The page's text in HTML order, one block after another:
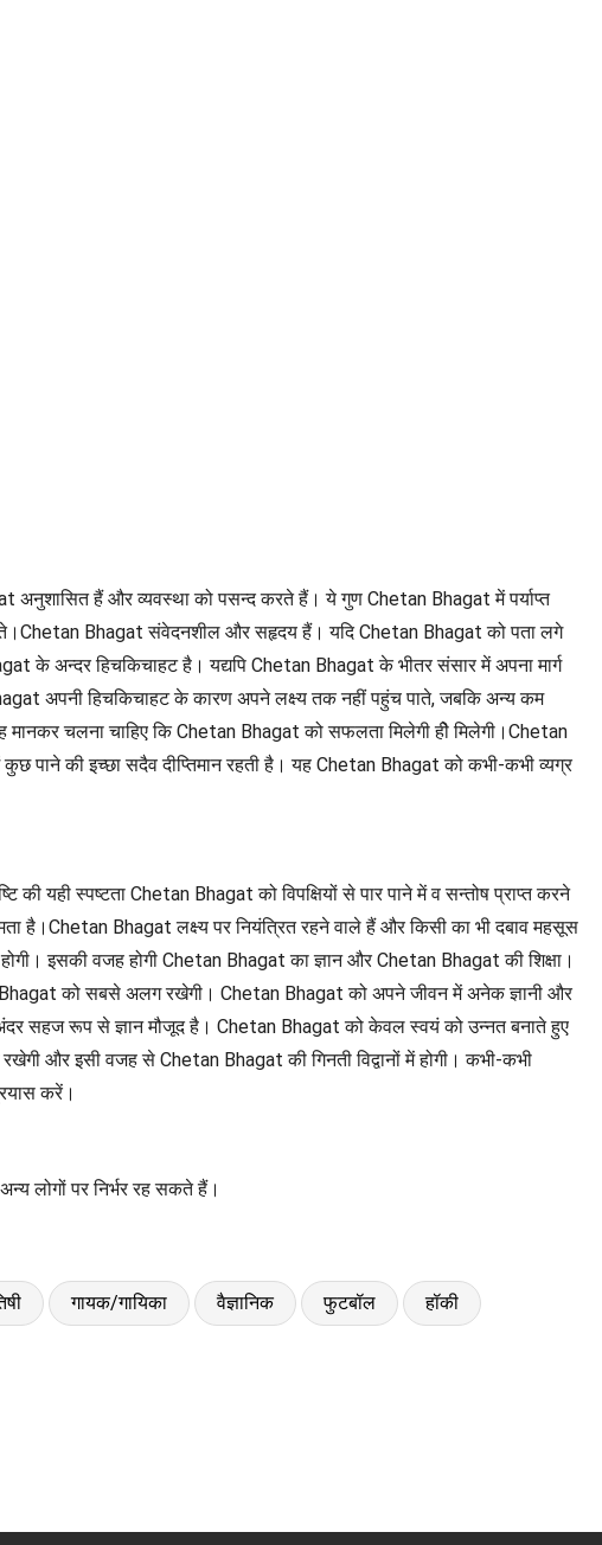
अनुशासित हैं और व्यवस्था को पसन्द करते हैं। ये गुण Chetan Bhagat में पर्याप्त
Bhagat संवेदनशील और सहृदय हैं। यदि Chetan Bhagat को पता लगे
के अन्दर हिचकिचाहट है। यद्यपि Chetan Bhagat के भीतर संसार में अपना मार्ग
अपनी हिचकिचाहट के कारण अपने लक्ष्य तक नहीं पहुंच पाते, जबकि अन्य कम
चलना चाहिए कि Chetan Bhagat को सफलता मिलेगी हीे मिलेगी।Chetan
की इच्छा सदैव दीप्तिमान रहती है। यह Chetan Bhagat को कभी-कभी व्यग्र
स्पष्टता Chetan Bhagat को विपक्षियों से पार पाने में व सन्तोष प्राप्त करने
है।Chetan Bhagat लक्ष्य पर नियंत्रित रहने वाले हैं और किसी का भी दबाव महसूस
इसकी वजह होगी Chetan Bhagat का ज्ञान और Chetan Bhagat की शिक्षा।
Bhagat को सबसे अलग रखेगी। Chetan Bhagat को अपने जीवन में अनेक ज्ञानी और
अंदर सहज रूप से ज्ञान मौजूद है। Chetan Bhagat को केवल स्वयं को उन्नत बनाते हुए
और इसी वजह से Chetan Bhagat की गिनती विद्वानों में होगी। कभी-कभी
करें।
लोगों पर निर्भर रह सकते हैं।
गायक/गायिका वैज्ञानिक फुटबॉल हॉकी